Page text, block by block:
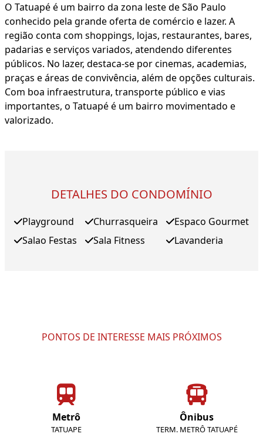
O Tatuapé é um bairro da zona leste de São Paulo
conhecido pela grande oferta de comércio e lazer. A
região conta com shoppings, lojas, restaurantes, bares,
padarias e serviços variados, atendendo diferentes
públicos. No lazer, destaca-se por cinemas, academias,
praças e áreas de convivência, além de opções culturais.
Com boa infraestrutura, transporte público e vias
importantes, o Tatuapé é um bairro movimentado e
valorizado.
DETALHES DO CONDOMÍNIO
Playground
Salao Festas
Churrasqueira
Sala Fitness
Espaco Gourmet
Lavanderia
PONTOS DE INTERESSE MAIS PRÓXIMOS
Metrô
TATUAPE
Ônibus
TERM. METRÔ TATUAPÉ